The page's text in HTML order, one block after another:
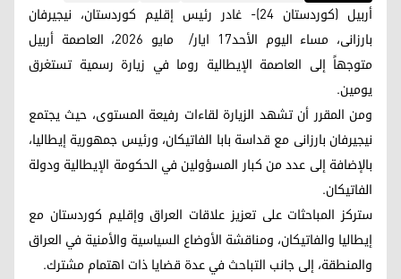
أربيل (كوردستان 24)- غادر رئيس إقليم كوردستان، نیجیرفان
بارزانی، مساء اليوم الأحد17 ایار/ مایو 2026، العاصمة أربيل
متوجهاً إلى العاصمة الإيطالية روما في زيارة رسمية تستغرق
يومين.
ومن المقرر أن تشهد الزيارة لقاءات رفيعة المستوى، حيث يجتمع
نیجیرفان بارزانی مع قداسة بابا الفاتيكان، ورئيس جمهورية إيطاليا،
بالإضافة إلى عدد من كبار المسؤولين في الحكومة الإيطالية ودولة
الفاتيكان.
ستركز المباحثات على تعزيز علاقات العراق وإقليم كوردستان مع
إيطاليا والفاتيكان، ومناقشة الأوضاع السياسية والأمنية في العراق
والمنطقة، إلى جانب التباحث في عدة قضايا ذات اهتمام مشترك.